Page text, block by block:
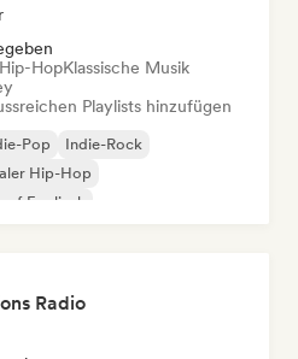
HopKlassische Musik
Playlists hinzufügen
Pop
Indie-Rock
Hip-Hop
Englisch
Radio